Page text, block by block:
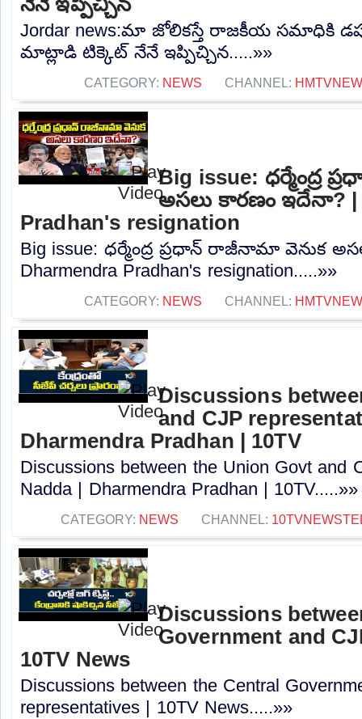
Jordar news:మా జోలికస్తే రాజకీయ సమాధికి
మాట్లాడి టిక్కెట్ నేనే ఇప్పిచ్చిన.....»»
CATEGORY: NEWS CHANNEL:
Big issue: ధర్మేంద్ర
అసలు కారణం ఇదేనా? |
Pradhan's resignation
Big issue: ధర్మేంద్ర ప్రధాన్ రాజీనామా వెనుక
Dharmendra Pradhan's resignation.....»»
CATEGORY: NEWS CHANNEL:
Discussions
and CJP
Dharmendra Pradhan | 10TV
Discussions between the Union Govt and
Nadda | Dharmendra Pradhan | 10TV.....»»
CATEGORY: NEWS CHANNEL:
Discussions
Government and
10TV News
Discussions between the Central
representatives | 10TV News.....»»